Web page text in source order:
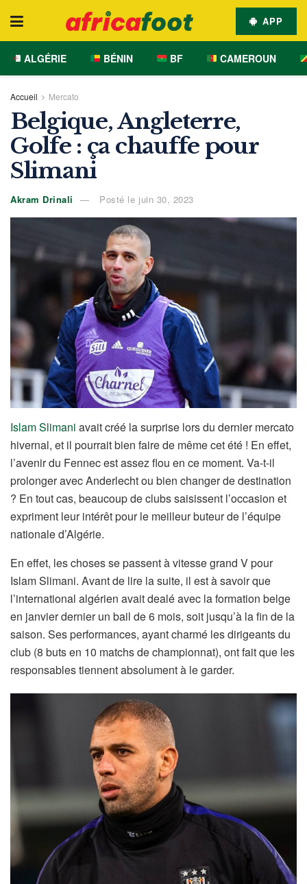
APP
ALGÉRIE BÉNIN BF CAMEROUN
Accueil Mercato
Belgique, Angleterre,
Golfe : ça chauffe pour
Slimani
Akram Drinali Posté le juin 30, 2023
Islam Slimani avait créé la surprise lors du dernier mercato
hivernal, et il pourrait bien faire de même cet été ! En effet,
l’avenir du Fennec est assez flou en ce moment. Va-t-il
prolonger avec Anderlecht ou bien changer de destination
? En tout cas, beaucoup de clubs saisissent l’occasion et
expriment leur intérêt pour le meilleur buteur de l’équipe
nationale d’Algérie.
En effet, les choses se passent à vitesse grand V pour
Islam Slimani. Avant de lire la suite, il est à savoir que
l’international algérien avait dealé avec la formation belge
en janvier dernier un bail de 6 mois, soit jusqu’à la fin de la
saison. Ses performances, ayant charmé les dirigeants du
club (8 buts en 10 matchs de championnat), ont fait que les
responsables tiennent absolument à le garder.